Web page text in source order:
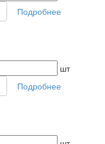
Подробнее
шт
Подробнее